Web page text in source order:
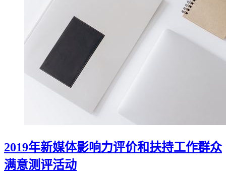
2019年新媒体影响力评价和扶持工作群众
满意测评活动